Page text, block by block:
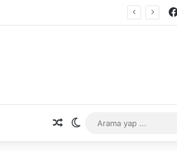
Rastgele Makale
Dış görünümü değiştir